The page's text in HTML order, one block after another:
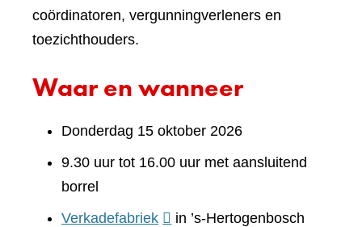
coördinatoren, vergunningverleners en
toezichthouders.
Waar en wanneer
Donderdag 15 oktober 2026
9.30 uur tot 16.00 uur met aansluitend
borrel
Verkadefabriek(verwijst
in ’s-Hertogenbosch